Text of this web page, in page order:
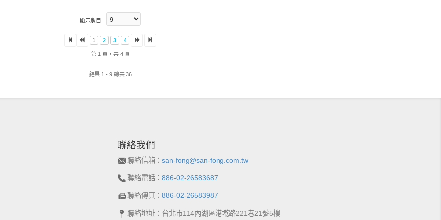
顯示數目
1 2 3 4
第 1 頁，共 4 頁
結果 1 - 9 總共 36
聯絡我們
聯絡信箱：san-fong@san-fong.com.tw
聯絡電話：886-02-26583687
聯絡傳真：886-02-26583987
聯絡地址：台北市114內湖區港墘路221巷21號5樓